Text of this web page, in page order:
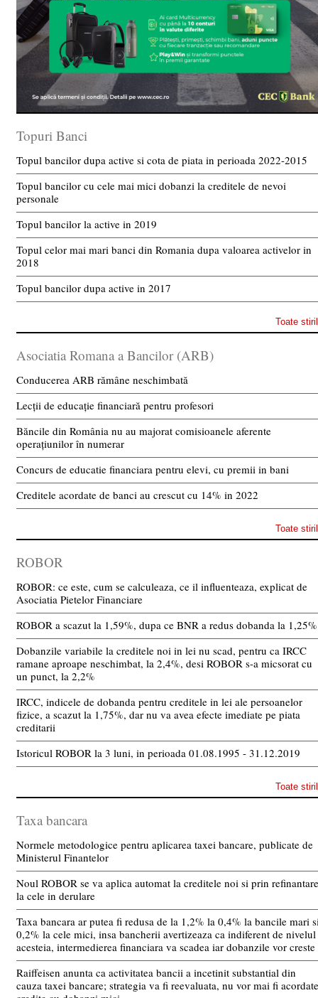
Topuri Banci
Topul bancilor dupa active si cota de piata in perioada 2022-2015
Topul bancilor cu cele mai mici dobanzi la creditele de nevoi
personale
Topul bancilor la active in 2019
Topul celor mai mari banci din Romania dupa valoarea activelor in
2018
Topul bancilor dupa active in 2017
Toate
Asociatia Romana a Bancilor (ARB)
Conducerea ARB rămâne neschimbată
Lecții de educație financiară pentru profesori
Băncile din România nu au majorat comisioanele aferente
operațiunilor în numerar
Concurs de educatie financiara pentru elevi, cu premii in bani
Creditele acordate de banci au crescut cu 14% in 2022
Toate
ROBOR
ROBOR: ce este, cum se calculeaza, ce il influenteaza, explicat de
Asociatia Pietelor Financiare
ROBOR a scazut la 1,59%, dupa ce BNR a redus dobanda la 1,25%
Dobanzile variabile la creditele noi in lei nu scad, pentru ca IRCC
ramane aproape neschimbat, la 2,4%, desi ROBOR s-a micsorat cu
un punct, la 2,2%
IRCC, indicele de dobanda pentru creditele in lei ale persoanelor
fizice, a scazut la 1,75%, dar nu va avea efecte imediate pe piata
creditarii
Istoricul ROBOR la 3 luni, in perioada 01.08.1995 - 31.12.2019
Toate
Taxa bancara
Normele metodologice pentru aplicarea taxei bancare, publicate de
Ministerul Finantelor
Noul ROBOR se va aplica automat la creditele noi si prin refinantare
la cele in derulare
Taxa bancara ar putea fi redusa de la 1,2% la 0,4% la bancile mari
0,2% la cele mici, insa bancherii avertizeaza ca indiferent de nivelul
acesteia, intermedierea financiara va scadea iar dobanzile vor creste
Raiffeisen anunta ca activitatea bancii a incetinit substantial din
cauza taxei bancare; strategia va fi reevaluata, nu vor mai fi acordate